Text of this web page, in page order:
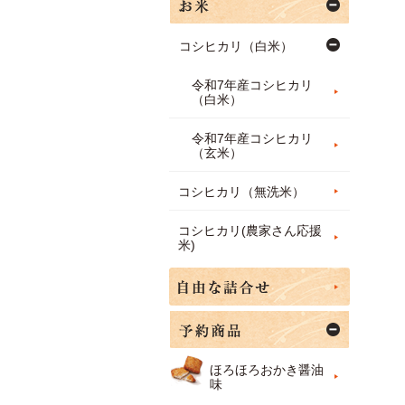
コシヒカリ（白米）
令和7年産コシヒカリ
（白米）
令和7年産コシヒカリ
（玄米）
コシヒカリ（無洗米）
コシヒカリ(農家さん応援
米)
ほろほろおかき醤油
味